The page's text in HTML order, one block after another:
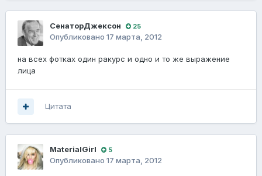
СенаторДжексон 25
Опубликовано 17 марта, 2012
на всех фотках один ракурс и одно и то же выражение
лица
Цитата
MaterialGirl 5
Опубликовано 17 марта, 2012